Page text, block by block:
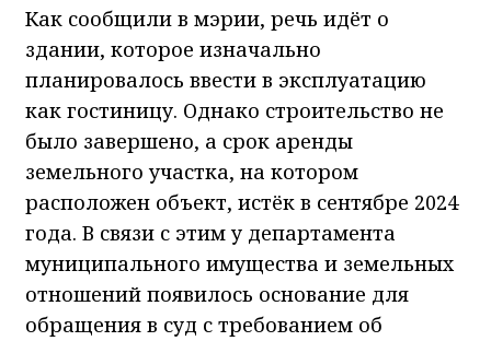
Как сообщили в мэрии, речь идёт о
здании, которое изначально
планировалось ввести в эксплуатацию
как гостиницу. Однако строительство не
было завершено, а срок аренды
земельного участка, на котором
расположен объект, истёк в сентябре 2024
года. В связи с этим у департамента
муниципального имущества и земельных
отношений появилось основание для
обращения в суд с требованием об